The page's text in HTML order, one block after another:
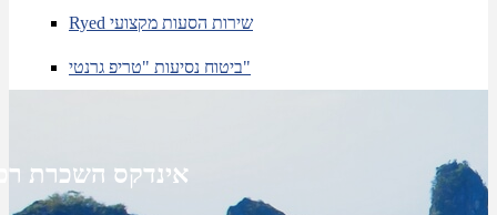
Ryed שירות הסעות מקצועי
ביטוח נסיעות "טריפ גרנטי"
אינדקס השכרת